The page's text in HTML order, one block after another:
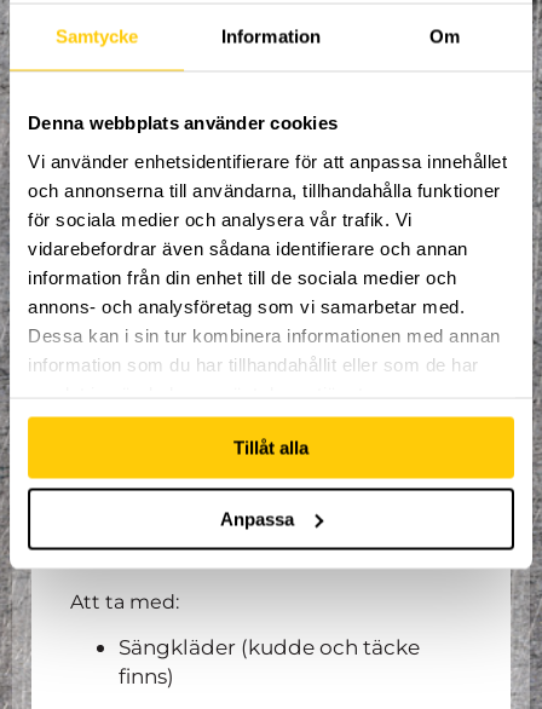
Samtycke Information Om
Denna webbplats använder cookies
Vi använder enhetsidentifierare för att anpassa innehållet
och annonserna till användarna, tillhandahålla funktioner
för sociala medier och analysera vår trafik. Vi
vidarebefordrar även sådana identifierare och annan
information från din enhet till de sociala medier och
annons- och analysföretag som vi samarbetar med.
Dessa kan i sin tur kombinera informationen med annan
information som du har tillhandahållit eller som de har
Tillåt alla
Anpassa
Varmt välkommen till fartfyllda dagar hos
gemenskap!
eftermiddagen onsdag 14 juli,
gemensam middag serveras från
18.00.
Utcheckning sker efter lunch,
lördagen 17 juli.
Ingår:
Boende tre nätter i vår
anläggning
Uppstyrda träningar, tävlingar och
aktiviteter med våra coacher
Goodiebag värde minst 750kr
Att ta med:
Sängkläder (kudde och täcke
finns)